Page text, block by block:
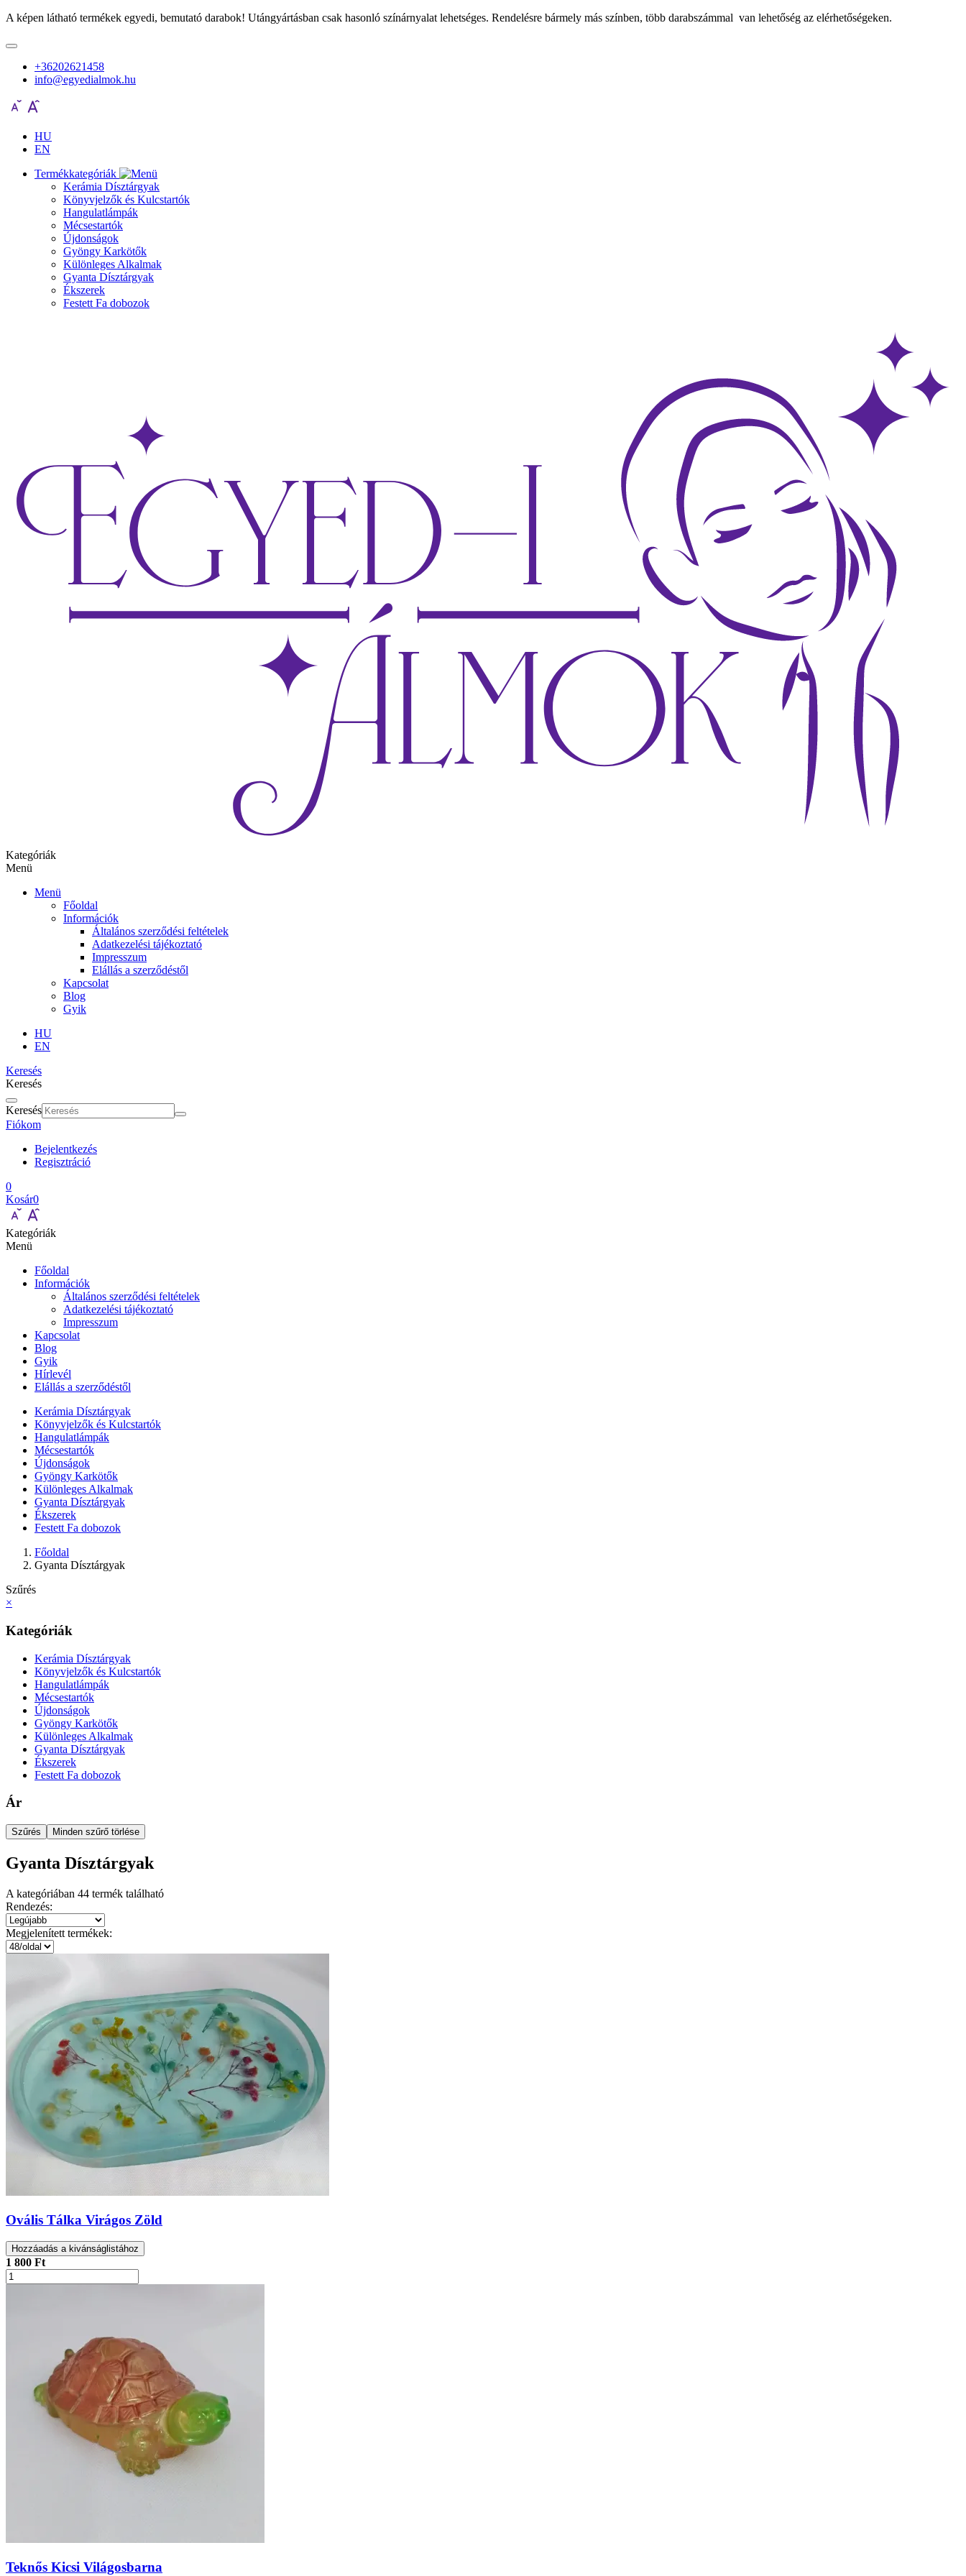
A képen látható termékek egyedi, bemutató darabok! Utángyártásban csak hasonló színárnyalat lehetséges. Rendelésre bármely más színben, több darabszámmal van lehetőség az elérhetőségeken.
+36202621458
info@egyedialmok.hu
HU
EN
Termékkategóriák
Kerámia Dísztárgyak
Könyvjelzők és Kulcstartók
Hangulatlámpák
Mécsestartók
Újdonságok
Gyöngy Karkötők
Különleges Alkalmak
Gyanta Dísztárgyak
Ékszerek
Festett Fa dobozok
Kategóriák
Menü
Menü
Főoldal
Információk
Általános szerződési feltételek
Adatkezelési tájékoztató
Impresszum
Elállás a szerződéstől
Kapcsolat
Blog
Gyik
HU
EN
Keresés
Keresés
Keresés
Fiókom
Bejelentkezés
Regisztráció
0
Kosár0
Kategóriák
Menü
Főoldal
Információk
Általános szerződési feltételek
Adatkezelési tájékoztató
Impresszum
Kapcsolat
Blog
Gyik
Hírlevél
Elállás a szerződéstől
Kerámia Dísztárgyak
Könyvjelzők és Kulcstartók
Hangulatlámpák
Mécsestartók
Újdonságok
Gyöngy Karkötők
Különleges Alkalmak
Gyanta Dísztárgyak
Ékszerek
Festett Fa dobozok
Főoldal
Gyanta Dísztárgyak
Szűrés
×
Kategóriák
Kerámia Dísztárgyak
Könyvjelzők és Kulcstartók
Hangulatlámpák
Mécsestartók
Újdonságok
Gyöngy Karkötők
Különleges Alkalmak
Gyanta Dísztárgyak
Ékszerek
Festett Fa dobozok
Ár
Szűrés Minden szűrő törlése
Gyanta Dísztárgyak
A kategóriában 44 termék található
Rendezés:
Megjelenített termékek:
Ovális Tálka Virágos Zöld
Hozzáadás a kivánságlistához
1 800 Ft
Teknős Kicsi Világosbarna